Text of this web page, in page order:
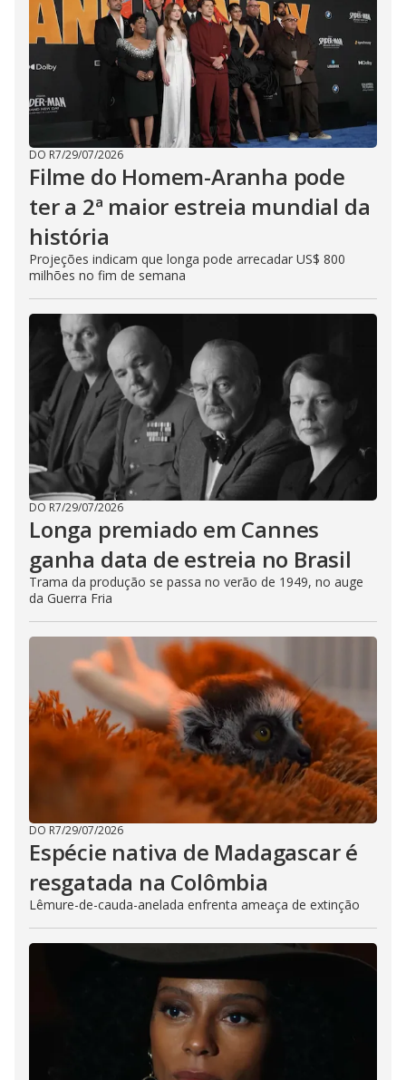
DO R7/29/07/2026
Filme do Homem-Aranha pode
ter a 2ª maior estreia mundial da
história
Projeções indicam que longa pode arrecadar US$ 800
milhões no fim de semana
DO R7/29/07/2026
Longa premiado em Cannes
ganha data de estreia no Brasil
Trama da produção se passa no verão de 1949, no auge
da Guerra Fria
DO R7/29/07/2026
Espécie nativa de Madagascar é
resgatada na Colômbia
Lêmure-de-cauda-anelada enfrenta ameaça de extinção